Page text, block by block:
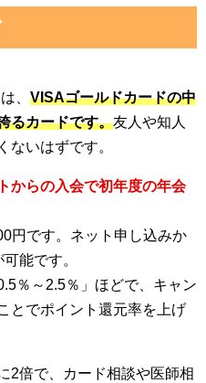
、 VISAゴールドカードの中
るカードです。友人や知人
ないはずです。
からの入会で初年度の年会
円です。ネット申し込みか
能です。
％～2.5％」ほどで、キャン
とでポイント還元率を上げ
2倍で、カード相談や医師相